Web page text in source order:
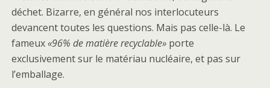
déchet. Bizarre, en général nos interlocuteurs
devancent toutes les questions. Mais pas celle-là. Le
fameux«96% de matière recyclable» porte
exclusivement sur le matériau nucléaire, et pas sur
l’emballage.